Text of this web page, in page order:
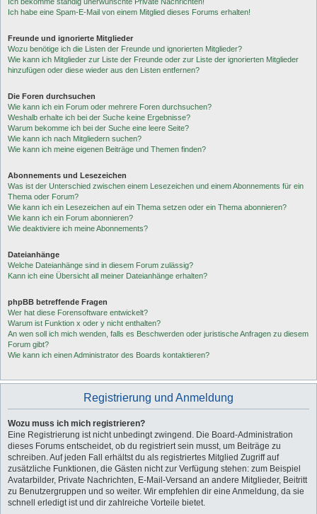
Ich habe eine Spam-E-Mail von einem Mitglied dieses Forums erhalten!
Freunde und ignorierte Mitglieder
Wozu benötige ich die Listen der Freunde und ignorierten Mitglieder?
Wie kann ich Mitglieder zur Liste der Freunde oder zur Liste der ignorierten Mitglieder
hinzufügen oder diese wieder aus den Listen entfernen?
Die Foren durchsuchen
Wie kann ich ein Forum oder mehrere Foren durchsuchen?
Weshalb erhalte ich bei der Suche keine Ergebnisse?
Warum bekomme ich bei der Suche eine leere Seite?
Wie kann ich nach Mitgliedern suchen?
Wie kann ich meine eigenen Beiträge und Themen finden?
Abonnements und Lesezeichen
Was ist der Unterschied zwischen einem Lesezeichen und einem Abonnements für ein
Thema oder Forum?
Wie kann ich ein Lesezeichen auf ein Thema setzen oder ein Thema abonnieren?
Wie kann ich ein Forum abonnieren?
Wie deaktiviere ich meine Abonnements?
Dateianhänge
Welche Dateianhänge sind in diesem Forum zulässig?
Kann ich eine Übersicht all meiner Dateianhänge erhalten?
phpBB betreffende Fragen
Wer hat diese Forensoftware entwickelt?
Warum ist Funktion x oder y nicht enthalten?
An wen soll ich mich wenden, falls es Beschwerden oder juristische Anfragen zu diesem
Forum gibt?
Wie kann ich einen Administrator des Boards kontaktieren?
Registrierung und Anmeldung
Wozu muss ich mich registrieren?
Eine Registrierung ist nicht unbedingt zwingend. Die Board-Administration
dieses Forums entscheidet, ob du registriert sein musst, um Beiträge zu
schreiben. Auf jeden Fall erhältst du als registriertes Mitglied Zugriff auf
zusätzliche Funktionen, die Gästen nicht zur Verfügung stehen: zum Beispiel
Avatarbilder, Private Nachrichten, E-Mail-Versand an andere Mitglieder, Beitritt
zu Benutzergruppen und so weiter. Wir empfehlen dir eine Anmeldung, da sie
schnell erledigt ist und dir zahlreiche Vorteile bietet.